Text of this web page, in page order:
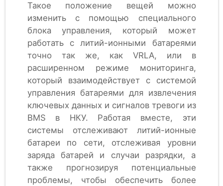
Такое положение вещей можно
изменить с помощью специального
блока управления, который может
работать с литий-ионными батареями
точно так же, как VRLA, или в
расширенном режиме мониторинга,
который взаимодействует с системой
управления батареями для извлечения
ключевых данных и сигналов тревоги из
BMS в НКУ. Работая вместе, эти
системы отслеживают литий-ионные
батареи по сети, отслеживая уровни
заряда батарей и случаи разрядки, а
также прогнозируя потенциальные
проблемы, чтобы обеспечить более